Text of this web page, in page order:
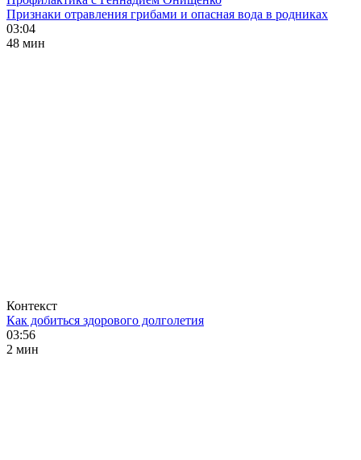
Признаки отравления грибами и опасная вода в родниках
03:04
48 мин
Контекст
Как добиться здорового долголетия
03:56
2 мин